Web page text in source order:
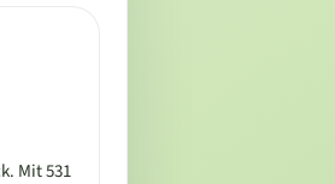
Mit 531